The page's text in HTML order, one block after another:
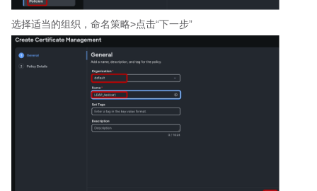
选择适当的组织，命名策略>点击“下一步”